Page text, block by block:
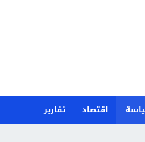
اقتصاد
تقارير